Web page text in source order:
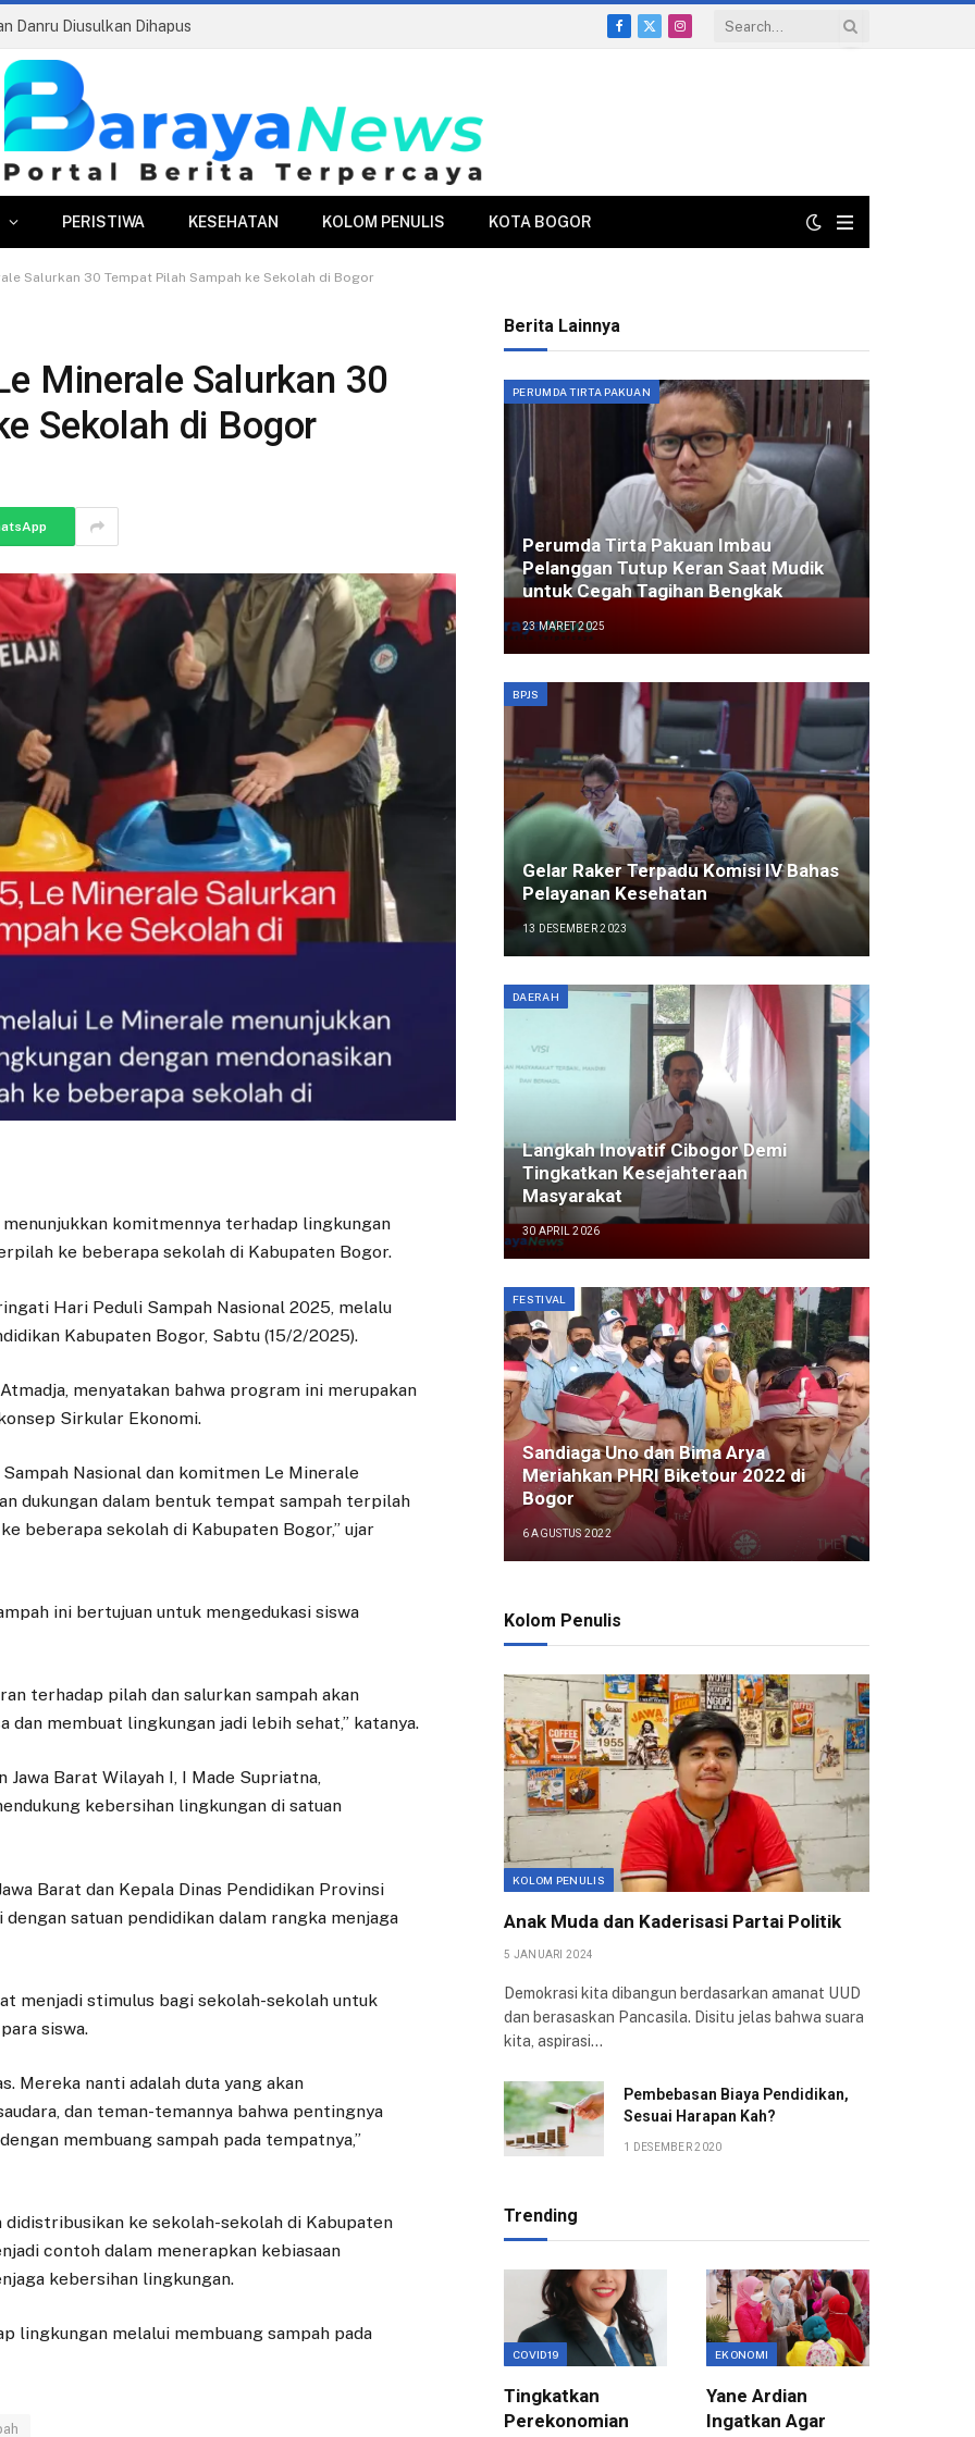
Danru Diusulkan Dihapus
Facebook
X
Instagram
PERISTIWA KESEHATAN KOLOM PENULIS KOTA BOGOR
Salurkan 30 Tempat Pilah Sampah ke Sekolah di Bogor
Minerale Salurkan 30
Sekolah di Bogor
komitmennya terhadap lingkungan
ke beberapa sekolah di Kabupaten Bogor.
Hari Peduli Sampah Nasional 2025, melalu
Kabupaten Bogor, Sabtu (15/2/2025).
menyatakan bahwa program ini merupakan
Sirkular Ekonomi.
Nasional dan komitmen Le Minerale
dukungan dalam bentuk tempat sampah terpilah
beberapa sekolah di Kabupaten Bogor,” ujar
ini bertujuan untuk mengedukasi siswa
terhadap pilah dan salurkan sampah akan
dan membuat lingkungan jadi lebih sehat,” katanya.
Barat Wilayah I, I Made Supriatna,
kebersihan lingkungan di satuan
Barat dan Kepala Dinas Pendidikan Provinsi
satuan pendidikan dalam rangka menjaga
menjadi stimulus bagi sekolah-sekolah untuk
siswa.
Mereka nanti adalah duta yang akan
dan teman-temannya bahwa pentingnya
membuang sampah pada tempatnya,”
ke sekolah-sekolah di Kabupaten
contoh dalam menerapkan kebiasaan
kebersihan lingkungan.
lingkungan melalui membuang sampah pada
Berita Lainnya
PERUMDA TIRTA PAKUAN
Perumda Tirta Pakuan Imbau
Pelanggan Tutup Keran Saat Mudik
untuk Cegah Tagihan Bengkak
23 MARET 2025
BPJS
Gelar Raker Terpadu Komisi IV Bahas
Pelayanan Kesehatan
13 DESEMBER 2023
DAERAH
Langkah Inovatif Cibogor Demi
Tingkatkan Kesejahteraan
Masyarakat
30 APRIL 2026
FESTIVAL
Sandiaga Uno dan Bima Arya
Meriahkan PHRI Biketour 2022 di
Bogor
6 AGUSTUS 2022
Kolom Penulis
KOLOM PENULIS
Anak Muda dan Kaderisasi Partai Politik
5 JANUARI 2024
Demokrasi kita dibangun berdasarkan amanat UUD
dan berasaskan Pancasila. Disitu jelas bahwa suara
kita, aspirasi…
Pembebasan Biaya Pendidikan,
Sesuai Harapan Kah?
1 DESEMBER 2020
Trending
COVID19
Tingkatkan
Perekonomian
EKONOMI
Yane Ardian
Ingatkan Agar